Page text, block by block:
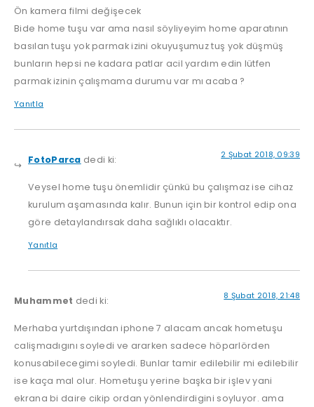
Ön kamera filmi değişecek
Bide home tuşu var ama nasıl söyliyeyim home aparatının
basılan tuşu yok parmak izini okuyuşumuz tuş yok düşmüş
bunların hepsi ne kadara patlar acil yardım edin lütfen
parmak izinin çalışmama durumu var mı acaba ?
Yanıtla
FotoParca dedi ki: 2 Şubat 2018, 09:39
Veysel home tuşu önemlidir çünkü bu çalışmaz ise cihaz
kurulum aşamasında kalır. Bunun için bir kontrol edip ona
göre detaylandırsak daha sağlıklı olacaktır.
Yanıtla
Muhammet dedi ki: 8 Şubat 2018, 21:48
Merhaba yurtdışından iphone 7 alacam ancak hometuşu
calişmadıgını soyledi ve ararken sadece höparlörden
konusabilecegimi soyledi. Bunlar tamir edilebilir mi edilebilir
ise kaça mal olur. Hometuşu yerine başka bir işlev yani
ekrana bi daire cikip ordan yönlendirdigini soyluyor. ama